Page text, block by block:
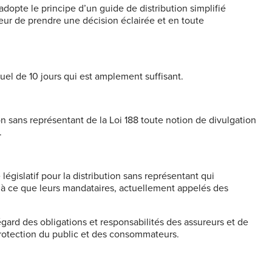
le principe d’un guide de distribution simplifié
de prendre une décision éclairée et en toute
de 10 jours qui est amplement suffisant.
sans représentant de la Loi 188 toute notion de divulgation
pour la distribution sans représentant qui
ce que leurs mandataires, actuellement appelés des
des obligations et responsabilités des assureurs et de
du public et des consommateurs.